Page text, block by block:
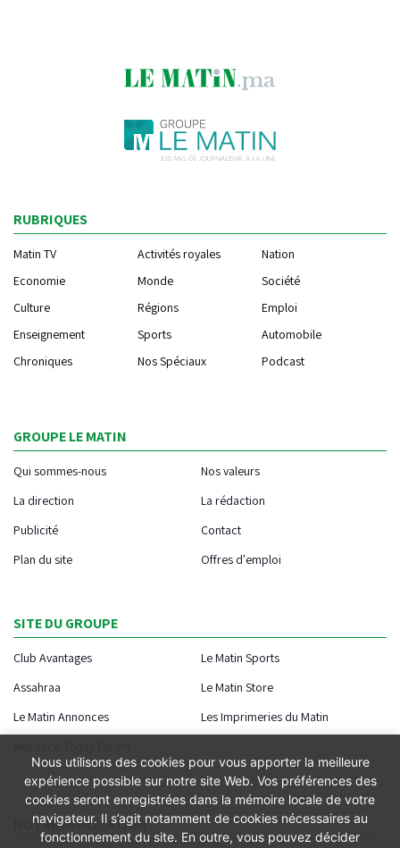
RUBRIQUES
Matin TV Activités royales
Nation
Economie
Monde
Société
Culture
Régions
Emploi
Enseignement
Sports
Automobile
Chroniques
Nos Spéciaux Podcast
GROUPE LE MATIN
Qui sommes-nous
Nos valeurs
La direction
La rédaction
Publicité
Contact
Plan du site
Offres d'emploi
SITE DU GROUPE
Club Avantages
Le Matin Sports
Assahraa
Le Matin Store
Le Matin Annonces
Les Imprimeries du Matin
NOTRE APPLICATION
Nous utilisons des cookies pour vous apporter la meilleure
expérience possible sur notre site Web. Vos préférences des
cookies seront enregistrées dans la mémoire locale de votre
navigateur. Il s’agit notamment de cookies nécessaires au
fonctionnement du site. En outre, vous pouvez décider